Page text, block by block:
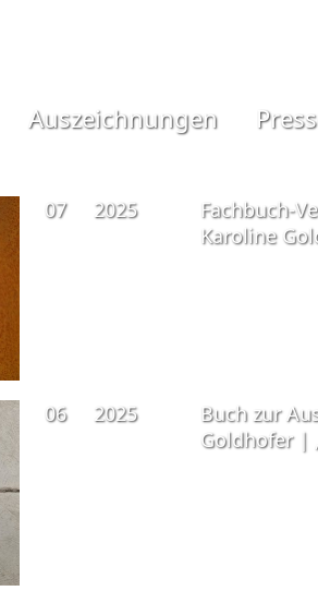
Auszeichnungen
07 2025
Fachbuch-
Karoline
06 2025
Buch zur
Goldhofer |